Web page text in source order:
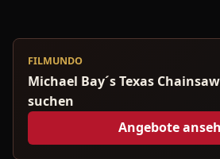
FILMUNDO
Michael Bay´s Texas
suchen
Angebote